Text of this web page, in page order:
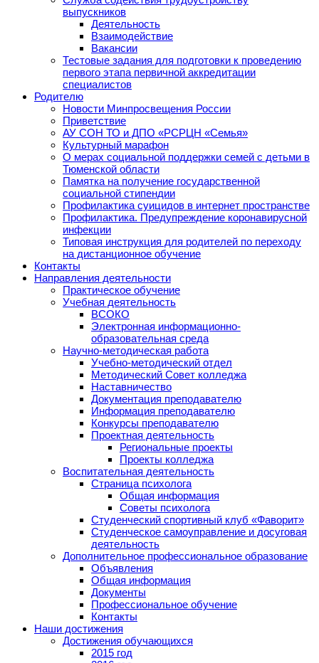
выпускников
Деятельность
Взаимодействие
Вакансии
Тестовые задания для подготовки к проведению
первого этапа первичной аккредитации
специалистов
Родителю
Новости Минпросвещения России
Приветствие
АУ СОН ТО и ДПО «РСРЦН «Семья»
Культурный марафон
О мерах социальной поддержки семей с детьми в
Тюменской области
Памятка на получение государственной
социальной стипендии
Профилактика суицидов в интернет пространстве
Профилактика. Предупреждение коронавирусной
инфекции
Типовая инструкция для родителей по переходу
на дистанционное обучение
Контакты
Направления деятельности
Практическое обучение
Учебная деятельность
ВСОКО
Электронная информационно-
образовательная среда
Научно-методическая работа
Учебно-методический отдел
Методический Совет колледжа
Наставничество
Документация преподавателю
Информация преподавателю
Конкурсы преподавателю
Проектная деятельность
Региональные проекты
Проекты колледжа
Воспитательная деятельность
Страница психолога
Общая информация
Советы психолога
Студенческий спортивный клуб «Фаворит»
Студенческое самоуправление и досуговая
деятельность
Дополнительное профессиональное образование
Объявления
Общая информация
Документы
Профессиональное обучение
Контакты
Наши достижения
Достижения обучающихся
2015 год